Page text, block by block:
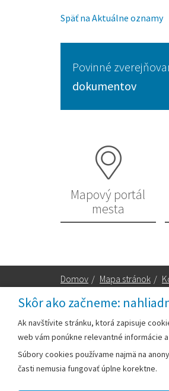
Skôr ako začneme:
Ak navštívite stránku, ktorá zapisuje
web vám ponúkne relevantné informácie
Súbory cookies používame najmä na
časti nemusia fungovať úplne korektne.
Späť na Aktuálne oznamy
Povinné
dokumentov
Mapový portál
mesta
Domov / Mapa stránok /
Mestský
Hlohovská